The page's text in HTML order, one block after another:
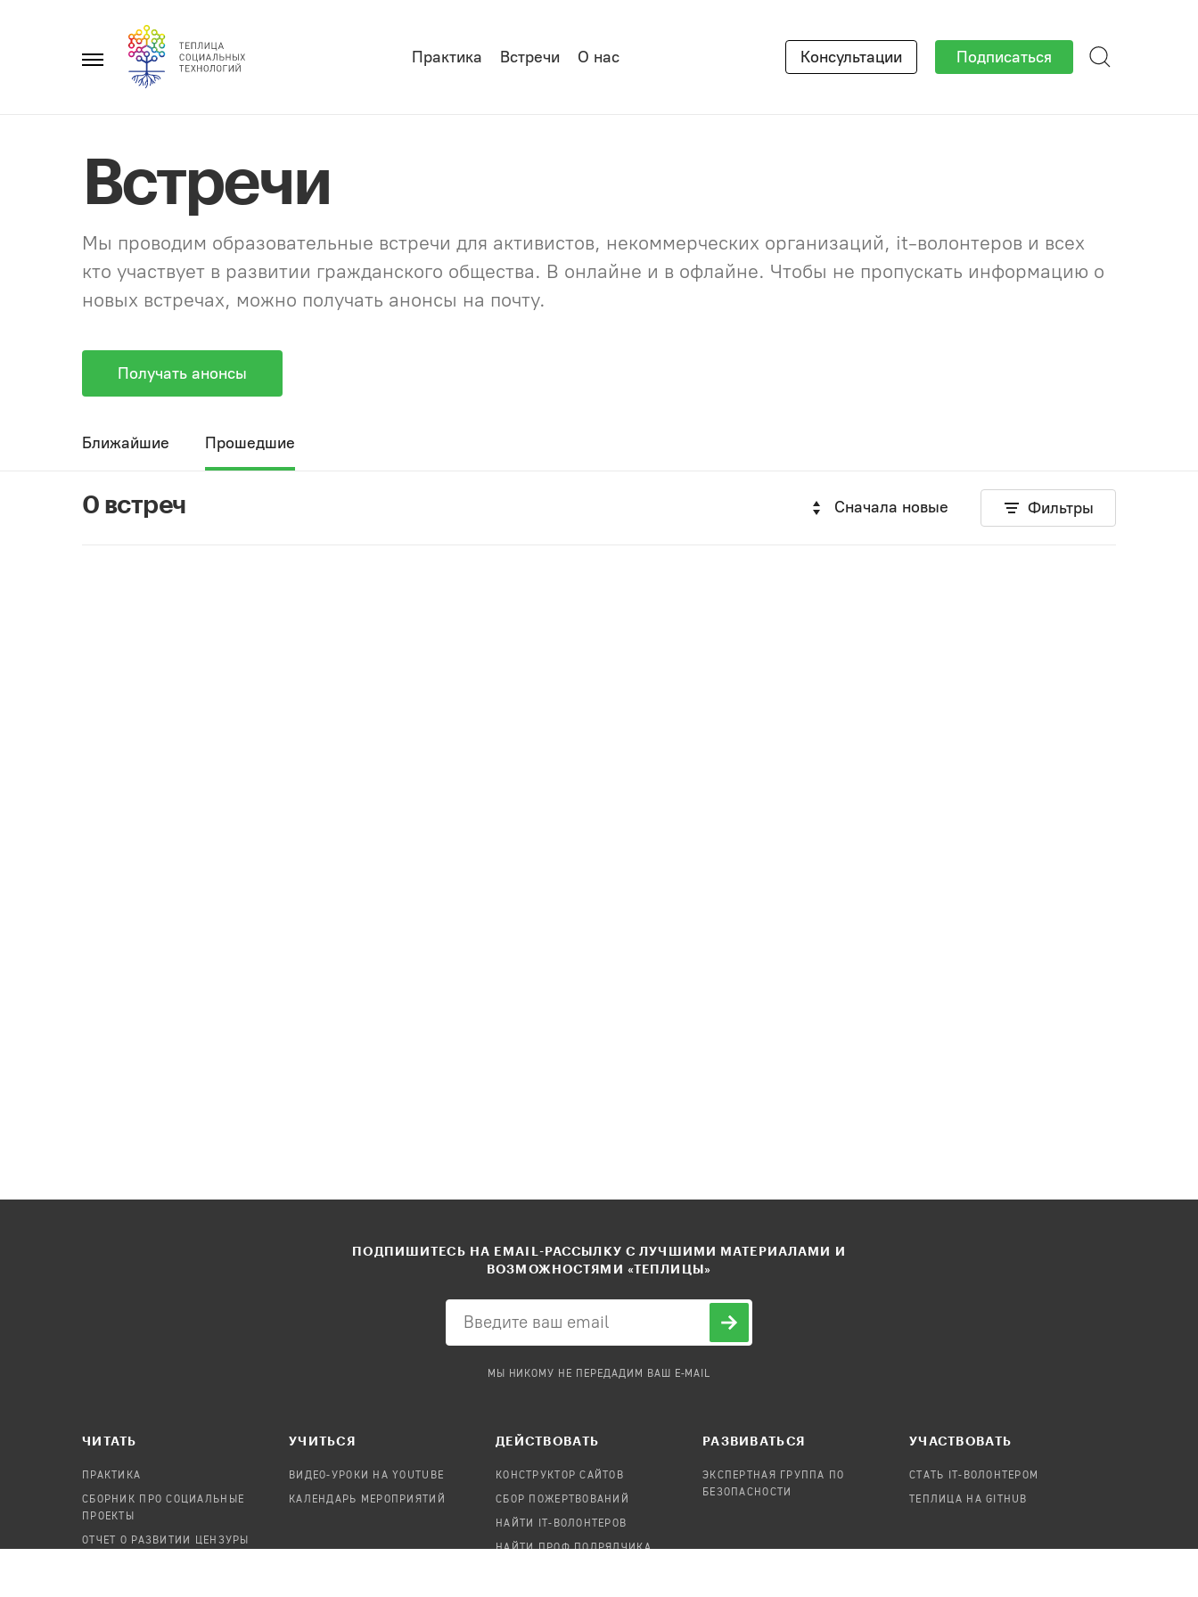
Главное
Практика Встречи О нас Консультации Подписаться
Встречи
Мы проводим образовательные встречи для активистов, некоммерческих организаций, it-волонтеров и всех
кто участвует в развитии гражданского общества. В онлайне и в офлайне. Чтобы не пропускать информацию о
новых встречах, можно получать анонсы на почту.
Получать анонсы
Ближайшие Прошедшие
0 встреч Сначала новые Фильтры
ПОДПИШИТЕСЬ НА EMAIL-РАССЫЛКУ С ЛУЧШИМИ МАТЕРИАЛАМИ И
ВОЗМОЖНОСТЯМИ «ТЕПЛИЦЫ»
МЫ НИКОМУ НЕ ПЕРЕДАДИМ ВАШ E-MAIL
ЧИТАТЬ
ПРАКТИКА
СБОРНИК ПРО СОЦИАЛЬНЫЕ
ПРОЕКТЫ
ОТЧЕТ О РАЗВИТИИ ЦЕНЗУРЫ
УЧИТЬСЯ
ВИДЕО-УРОКИ НА YOUTUBE
КАЛЕНДАРЬ МЕРОПРИЯТИЙ
ДЕЙСТВОВАТЬ
КОНСТРУКТОР САЙТОВ
СБОР ПОЖЕРТВОВАНИЙ
НАЙТИ IT-ВОЛОНТЕРОВ
НАЙТИ ПРОФ.ПОДРЯДЧИКА
РАЗВИВАТЬСЯ
ЭКСПЕРТНАЯ ГРУППА ПО
БЕЗОПАСНОСТИ
УЧАСТВОВАТЬ
СТАТЬ IT-ВОЛОНТЕРОМ
ТЕПЛИЦА НА GITHUB